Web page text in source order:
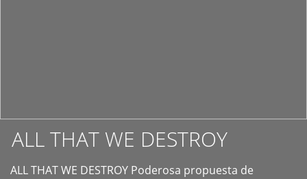
ALL THAT WE DESTROY
ALL THAT WE DESTROY Poderosa propuesta de